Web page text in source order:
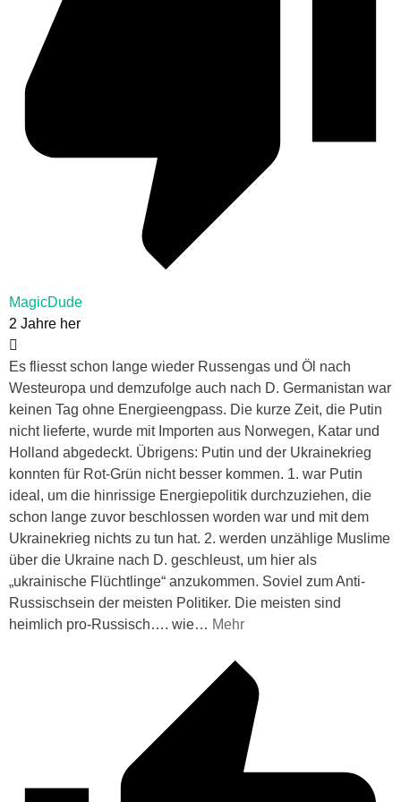
MagicDude
2 Jahre her
Es fliesst schon lange wieder Russengas und Öl nach
Westeuropa und demzufolge auch nach D. Germanistan war
keinen Tag ohne Energieengpass. Die kurze Zeit, die Putin
nicht lieferte, wurde mit Importen aus Norwegen, Katar und
Holland abgedeckt. Übrigens: Putin und der Ukrainekrieg
konnten für Rot-Grün nicht besser kommen. 1. war Putin
ideal, um die hinrissige Energiepolitik durchzuziehen, die
schon lange zuvor beschlossen worden war und mit dem
Ukrainekrieg nichts zu tun hat. 2. werden unzählige Muslime
über die Ukraine nach D. geschleust, um hier als
„ukrainische Flüchtlinge“ anzukommen. Soviel zum Anti-
Russischsein der meisten Politiker. Die meisten sind
heimlich pro-Russisch…. wie… Mehr